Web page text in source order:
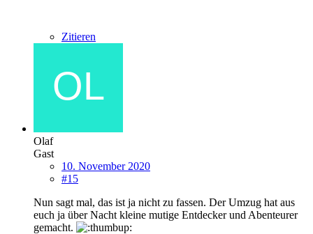
Zitieren
Olaf
Gast
10. November 2020
#15
Nun sagt mal, das ist ja nicht zu fassen. Der Umzug hat aus
euch ja über Nacht kleine mutige Entdecker und Abenteurer
gemacht.